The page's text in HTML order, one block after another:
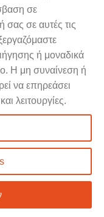
& Προϋποθέσεις Χρήσης
σε
σε αυτές τις
ή μοναδικά
Η μη συναίνεση ή
να επηρεάσει
λειτουργίες.